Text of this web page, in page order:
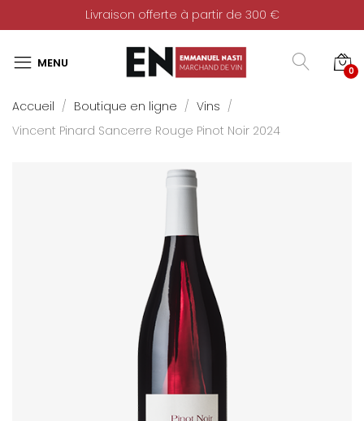
Livraison offerte à partir de 300 €
0
Accueil Boutique en ligne
Vins
Vincent Pinard Sancerre Rouge Pinot Noir 2024